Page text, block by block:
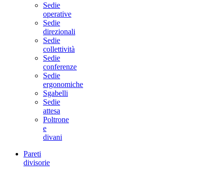
Sedie
operative
Sedie
direzionali
Sedie
collettività
Sedie
conferenze
Sedie
ergonomiche
Sgabelli
Sedie
attesa
Poltrone
e
divani
Pareti
divisorie